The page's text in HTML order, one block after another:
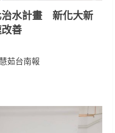
治水計畫 新化大新
善
茹台南報